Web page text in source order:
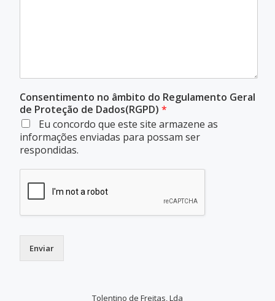
Consentimento no âmbito do Regulamento Geral
de Proteção de Dados(RGPD) *
Eu concordo que este site armazene as
informações enviadas para possam ser
respondidas.
Enviar
Tolentino de Freitas, Lda